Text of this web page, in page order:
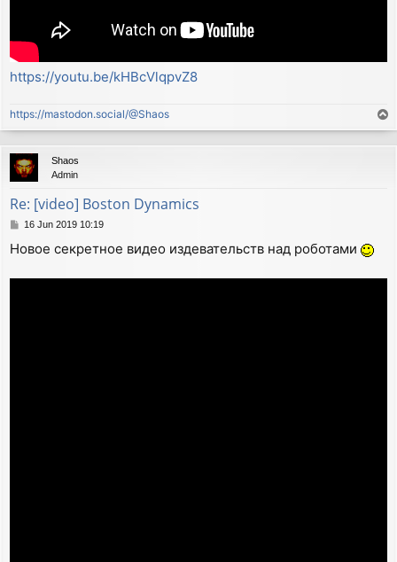
https://youtu.be/kHBcVlqpvZ8
https://mastodon.social/@Shaos
o
p
Shaos
Admin
Re: [video] Boston Dynamics
P
s
16 Jun 2019 10:19
Новое секретное видео издевательств над роботами